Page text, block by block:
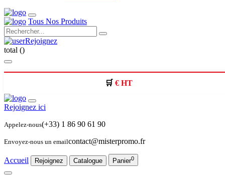
Tous Nos Produits
Rejoignez
total ()
€ HT
Rejoignez ici
Appelez-nous(+33) 1 86 90 61 90
Envoyez-nous un emailcontact@misterpromo.fr
Accueil Rejoignez Catalogue Panier0